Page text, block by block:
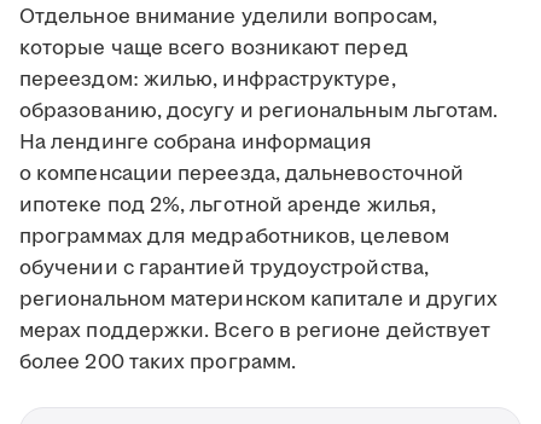
Отдельное внимание уделили вопросам,
которые чаще всего возникают перед
переездом: жилью, инфраструктуре,
образованию, досугу и региональным льготам.
На лендинге собрана информация
о компенсации переезда, дальневосточной
ипотеке под 2%, льготной аренде жилья,
программах для медработников, целевом
обучении с гарантией трудоустройства,
региональном материнском капитале и других
мерах поддержки. Всего в регионе действует
более 200 таких программ.